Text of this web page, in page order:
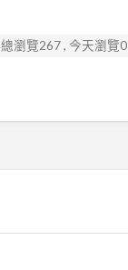
總瀏覽267 , 今天瀏覽0